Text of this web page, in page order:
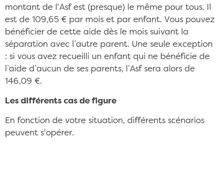
montant de l'Asf est (presque) le même pour tous. Il
est de 109,65 € par mois et par enfant. Vous pouvez
bénéficier de cette aide dès le mois suivant la
séparation avec l’autre parent. Une seule exception
: si vous avez recueilli un enfant qui ne bénéficie de
l’aide d’aucun de ses parents, l’Asf sera alors de
146,09 €.
Les différents cas de figure
En fonction de votre situation, différents scénarios
peuvent s'opérer.